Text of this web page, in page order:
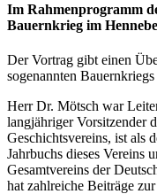
Im Rahmenprogramm
Bauernkrieg im
Der Vortrag gibt einen
sogenannten
Herr Dr. Mötsch war
langjähriger Vorsitzender
Geschichtsvereins, ist als
Jahrbuchs dieses Vereins
Gesamtvereins der
hat zahlreiche Beiträge